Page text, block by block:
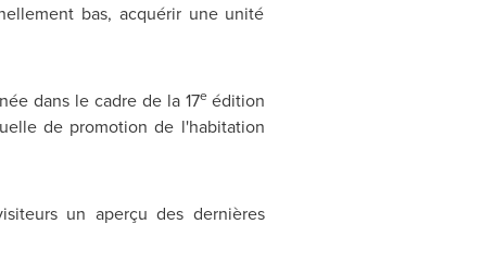
bas, acquérir une unité
dans le cadre de la 17e édition
de promotion de l'habitation
un aperçu des dernières